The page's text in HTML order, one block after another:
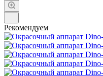
Рекомендуем